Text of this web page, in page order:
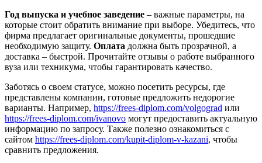
Год выпуска и учебное заведение – важные параметры, на
которые стоит обратить внимание при выборе. Убедитесь, что
фирма предлагает оригинальные документы, прошедшие
необходимую защиту. Оплата должна быть прозрачной, а
доставка – быстрой. Прочитайте отзывы о работе выбранного
вуза или техникума, чтобы гарантировать качество.
Заботясь о своем статусе, можно посетить ресурсы, где
представлены компании, готовые предложить недорогие
варианты. Например, https://frees-diplom.com/volgograd или
https://frees-diplom.com/ivanovo могут предоставить актуальную
информацию по запросу. Также полезно ознакомиться с
сайтом https://frees-diplom.com/kupit-diplom-v-kazani, чтобы
сравнить предложения.